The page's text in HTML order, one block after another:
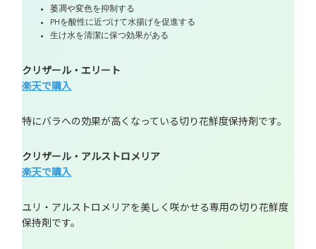
萎凋や変色を抑制する
PHを酸性に近づけて水揚げを促進する
生け水を清潔に保つ効果がある
クリザール・エリート
楽天で購入
特にバラへの効果が高くなっている切り花鮮度保持剤です。
クリザール・アルストロメリア
楽天で購入
ユリ・アルストロメリアを美しく咲かせる専用の切り花鮮度
保持剤です。